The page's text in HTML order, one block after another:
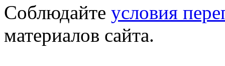
Соблюдайте условия
материалов сайта.